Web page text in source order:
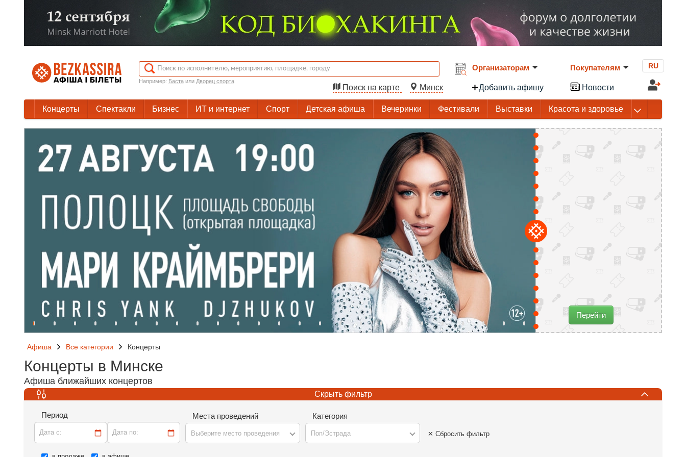
Например: Бастаили Дворец спорта
Поиск на карте Минск
Организаторам
Добавить афишу
Покупателям
Новости
RU
Концерты Спектакли Бизнес ИТ и интернет Спорт Детская афиша Вечеринки Фестивали Выставки Красота и здоровье
16 августа
Купить билет
Афиша Все категории Концерты
Концерты в Минске
Афиша ближайших концертов
Скрыть фильтр
Период
Дата c: Дата по:
Места проведений
Выберите место проведения
Категория
Поп/Эстрада ✕ Сбросить фильтр